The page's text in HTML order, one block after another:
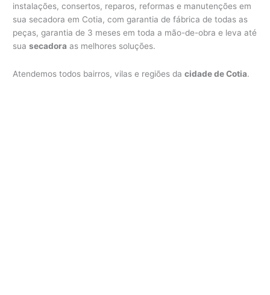
instalações, consertos, reparos, reformas e manutenções em
sua secadora em Cotia, com garantia de fábrica de todas as
peças, garantia de 3 meses em toda a mão-de-obra e leva até
suasecadora as melhores soluções.
Atendemos todos bairros, vilas e regiões dacidade de Cotia.